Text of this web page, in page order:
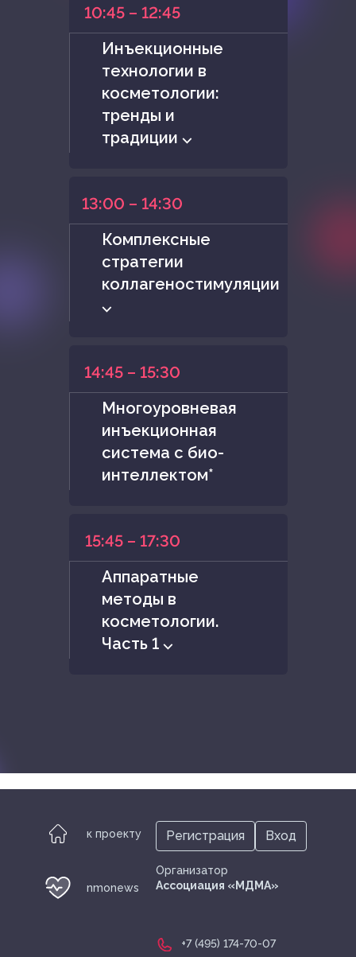
10:45 – 12:45
Инъекционные
технологии в
косметологии:
тренды и
традиции ⌵
13:00 – 14:30
Комплексные
стратегии
коллагеностимуляции
⌵
14:45 – 15:30
Многоуровневая
инъекционная
система с био-
интеллектом*
15:45 – 17:30
Аппаратные
методы в
косметологии.
Часть 1 ⌵
к проекту
nmonews
Организатор
Ассоциация «МДМА»
+7 (495) 174-70-07
Регистрация Вход